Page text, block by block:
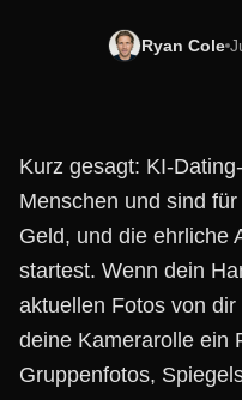
Ryan Cole
Kurz gesagt: KI-
Menschen und sind
Geld, und die ehrliche
startest. Wenn dein
aktuellen Fotos von
deine Kamerarolle ein
Gruppenfotos,